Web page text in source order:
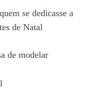
se dedicasse a
de Natal